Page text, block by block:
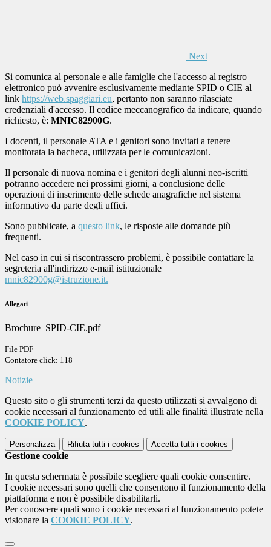
Next
Si comunica al personale e alle famiglie che l'accesso al registro
elettronico può avvenire esclusivamente mediante SPID o CIE al
link https://web.spaggiari.eu, pertanto non saranno rilasciate
credenziali d'accesso. Il codice meccanografico da indicare, quando
richiesto, è: MNIC82900G.
I docenti, il personale ATA e i genitori sono invitati a tenere
monitorata la bacheca, utilizzata per le comunicazioni.
Il personale di nuova nomina e i genitori degli alunni neo-iscritti
potranno accedere nei prossimi giorni, a conclusione delle
operazioni di inserimento delle schede anagrafiche nel sistema
informativo da parte degli uffici.
Sono pubblicate, a questo link, le risposte alle domande più
frequenti.
Nel caso in cui si riscontrassero problemi, è possibile contattare la
segreteria all'indirizzo e-mail istituzionale
mnic82900g@istruzione.it.
Allegati
Brochure_SPID-CIE.pdf
File PDF
Contatore click: 118
Notizie
Questo sito o gli strumenti terzi da questo utilizzati si avvalgono di
cookie necessari al funzionamento ed utili alle finalità illustrate nella
COOKIE POLICY.
Personalizza Rifiuta tutti i cookies Accetta tutti i cookies
Gestione cookie
In questa schermata è possibile scegliere quali cookie consentire.
I cookie necessari sono quelli che consentono il funzionamento della
piattaforma e non è possibile disabilitarli.
Per conoscere quali sono i cookie necessari al funzionamento potete
visionare la COOKIE POLICY.